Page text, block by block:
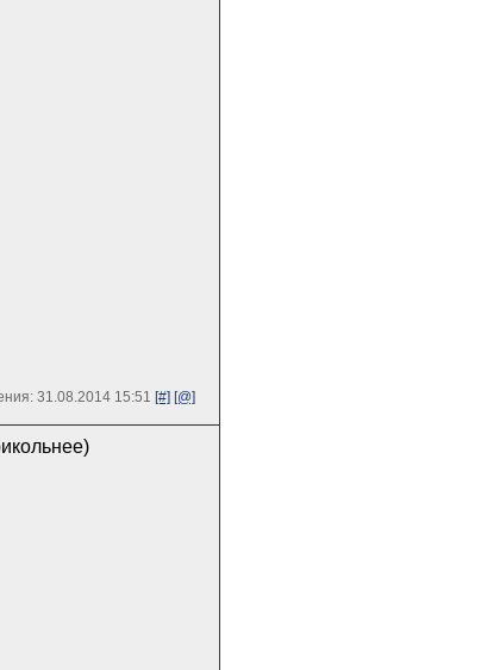
31.08.2014 15:51 [#] [@]